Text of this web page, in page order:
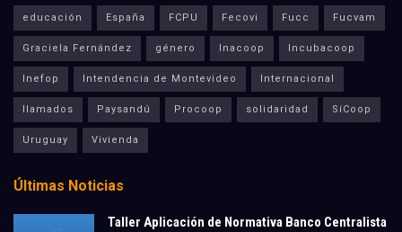
educación España FCPU Fecovi Fucc Fucvam
Graciela Fernández género Inacoop Incubacoop
Inefop Intendencia de Montevideo Internacional
llamados Paysandú Procoop solidaridad SíCoop
Uruguay Vivienda
Últimas Noticias
Taller Aplicación de Normativa Banco Centralista